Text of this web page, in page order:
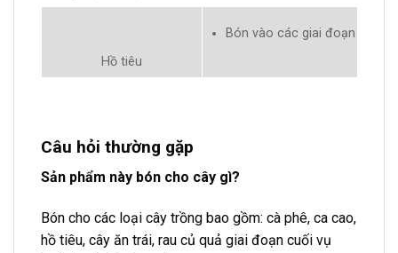
Hồ tiêu
Bón vào các giai đoạn phát
Câu hỏi thường gặp
Sản phẩm này bón cho cây gì?
Bón cho các loại cây trồng bao gồm: cà phê, ca cao,
hồ tiêu, cây ăn trái, rau củ quả giai đoạn cuối vụ